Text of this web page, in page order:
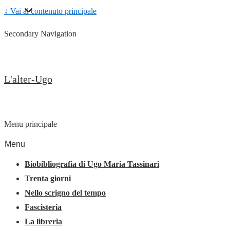
↓ Vai al contenuto principale
Secondary Navigation
L'alter-Ugo
Menu principale
Menu
Biobibliografia di Ugo Maria Tassinari
Trenta giorni
Nello scrigno del tempo
Fascisteria
La libreria